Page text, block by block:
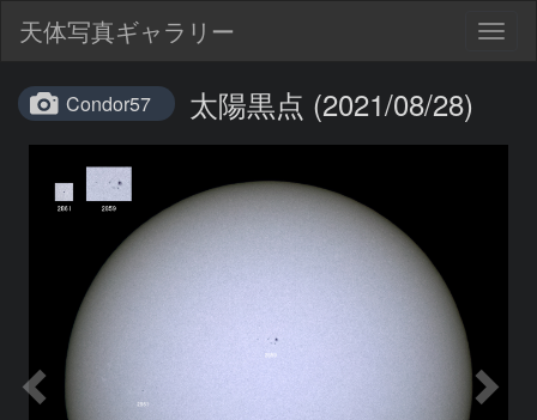
天体写真ギャラリー
Condor57 太陽黒点 (2021/08/28)